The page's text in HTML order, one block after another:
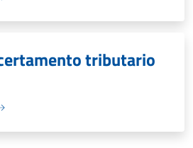
tributario